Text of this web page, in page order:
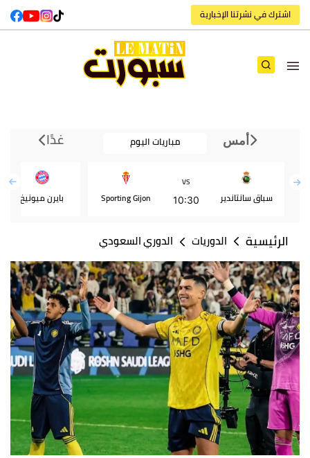
اشترك في نشرتنا الإخبارية
أمس مباريات اليوم غدًا
سباق سانتاندير
VS
10:30
Sporting Gijon بايرن ميونيخ
الرئيسية الدوريات الدوري السعودي